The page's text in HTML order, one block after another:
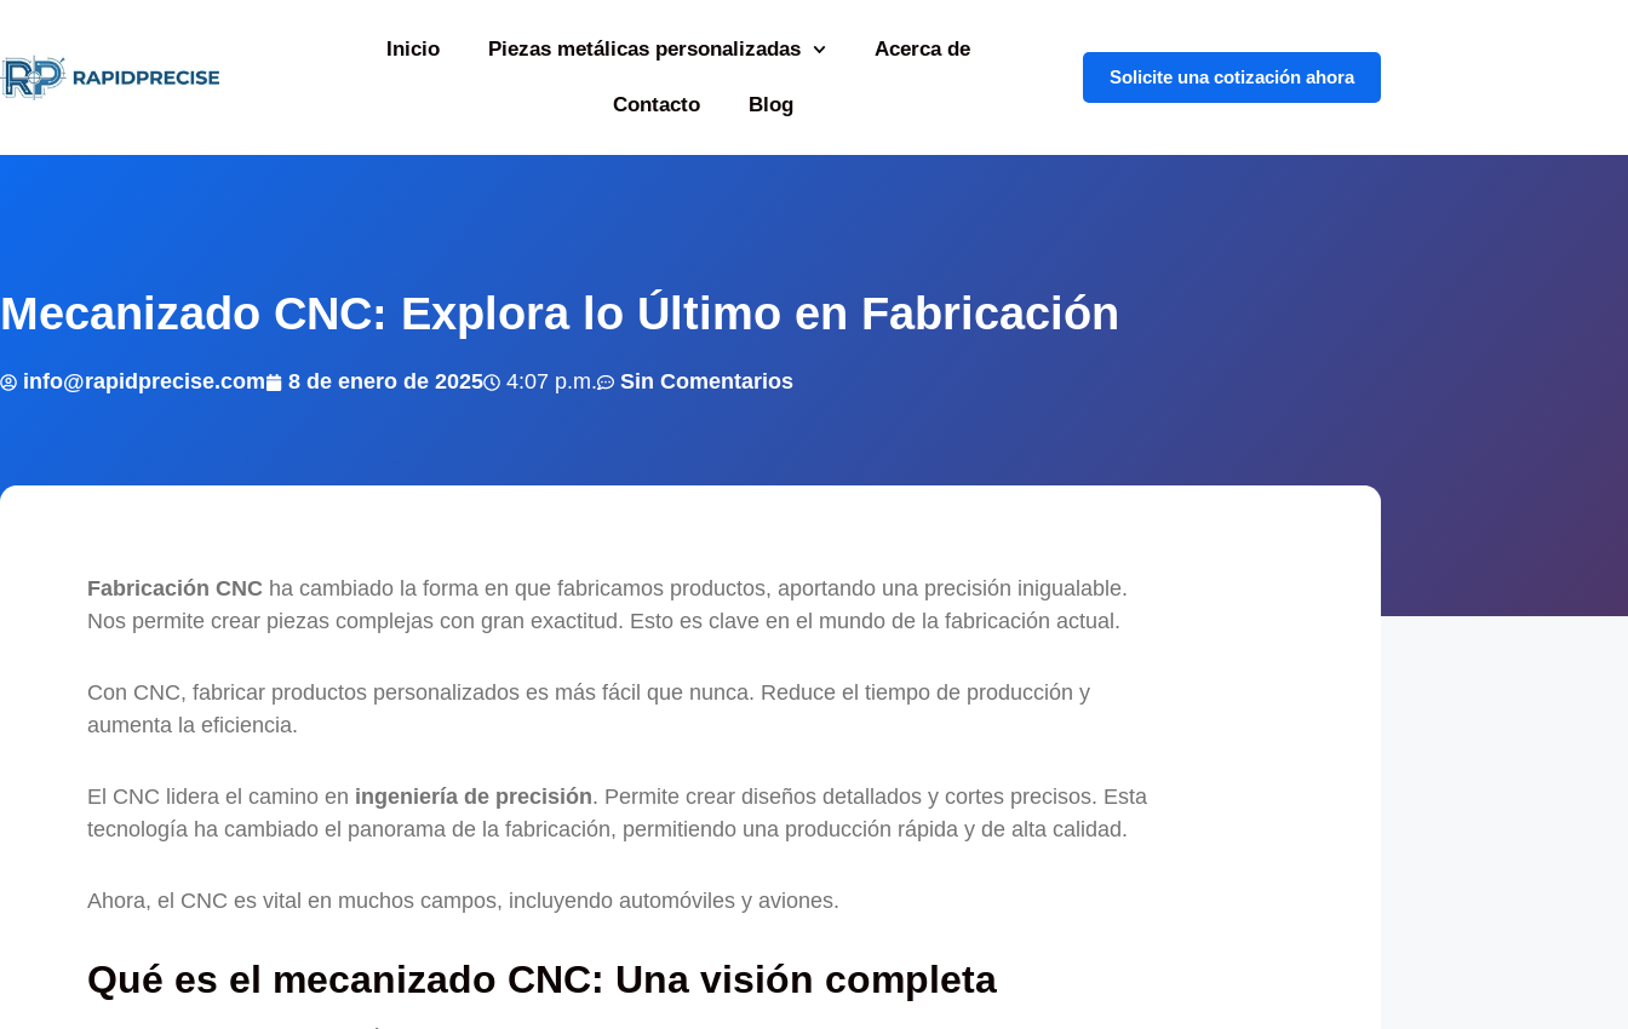
Inicio Piezas metálicas personalizadas Acerca de
Contacto Blog
Solicite una cotización ahora
Mecanizado CNC: Explora lo Último en Fabricación
info@rapidprecise.com 8 de enero de 2025 4:07 p.m. Sin Comentarios
Fabricación CNC ha cambiado la forma en que fabricamos productos, aportando una precisión inigualable.
Nos permite crear piezas complejas con gran exactitud. Esto es clave en el mundo de la fabricación actual.
Con CNC, fabricar productos personalizados es más fácil que nunca. Reduce el tiempo de producción y
aumenta la eficiencia.
El CNC lidera el camino en ingeniería de precisión. Permite crear diseños detallados y cortes precisos. Esta
tecnología ha cambiado el panorama de la fabricación, permitiendo una producción rápida y de alta calidad.
Ahora, el CNC es vital en muchos campos, incluyendo automóviles y aviones.
Qué es el mecanizado CNC: Una visión completa